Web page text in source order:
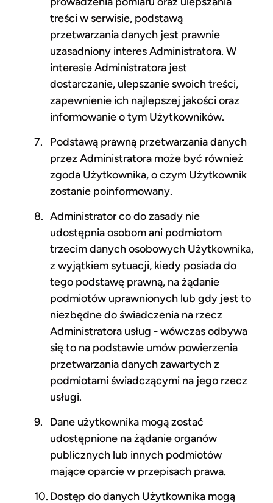
treści w serwisie, podstawą
przetwarzania danych jest prawnie
uzasadniony interes Administratora. W
interesie Administratora jest
dostarczanie, ulepszanie swoich treści,
zapewnienie ich najlepszej jakości oraz
informowanie o tym Użytkowników.
Podstawą prawną przetwarzania danych
przez Administratora może być również
zgoda Użytkownika, o czym Użytkownik
zostanie poinformowany.
Administrator co do zasady nie
udostępnia osobom ani podmiotom
trzecim danych osobowych Użytkownika,
z wyjątkiem sytuacji, kiedy posiada do
tego podstawę prawną, na żądanie
podmiotów uprawnionych lub gdy jest to
niezbędne do świadczenia na rzecz
Administratora usług - wówczas odbywa
się to na podstawie umów powierzenia
przetwarzania danych zawartych z
podmiotami świadczącymi na jego rzecz
usługi.
Dane użytkownika mogą zostać
udostępnione na żądanie organów
publicznych lub innych podmiotów
mające oparcie w przepisach prawa.
Dostęp do danych Użytkownika mogą